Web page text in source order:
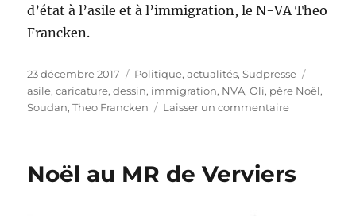
d’état à l’asile et à l’immigration, le N-VA Theo
Francken.
Publié
le
23 décembre 2017 Catégories
Politique, actualités,Sudpresse
asile,caricature,dessin, immigration, NVA,Oli, père Noël,
Soudan,Theo Francken Laisser un commentairesur
il
Noël au MR de Verviers